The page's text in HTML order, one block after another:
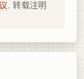
. 转载注明